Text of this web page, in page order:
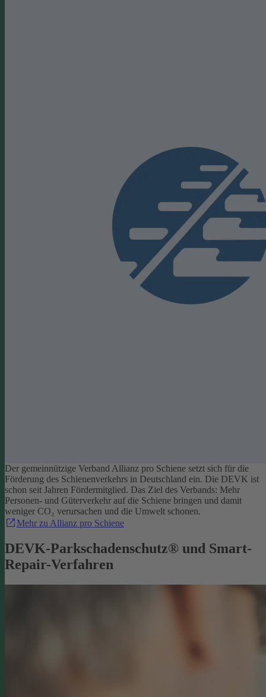
Der gemeinnützige Verband Allianz pro Schiene setzt sich für die
Förderung des Schienenverkehrs in Deutschland ein. Die DEVK ist
schon seit Jahren Fördermitglied. Das Ziel des Verbands: Mehr
Personen- und Güterverkehr auf die Schiene bringen und damit
weniger CO₂ verursachen und die Umwelt schonen.
Mehr zu Allianz pro Schiene
DEVK-Parkschadenschutz® und Smart-
Repair-Verfahren